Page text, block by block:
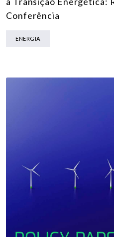
Conferência
ENERGIA